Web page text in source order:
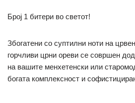
Број 1 битери во светот!
Збогатени со суптилни ноти на
горчливи црни ореви се совршен
на вашите менхетенски или
богата комплексност и